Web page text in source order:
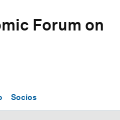
Forum on
Socios